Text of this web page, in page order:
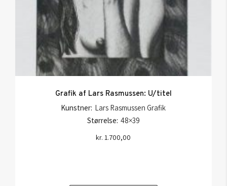
Grafik af Lars Rasmussen: U/titel
Kunstner: Lars Rasmussen Grafik
Størrelse: 48×39
kr. 1.700,00